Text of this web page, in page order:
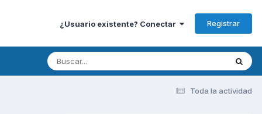
¿Usuario existente? Conectar Registrar
Toda la actividad